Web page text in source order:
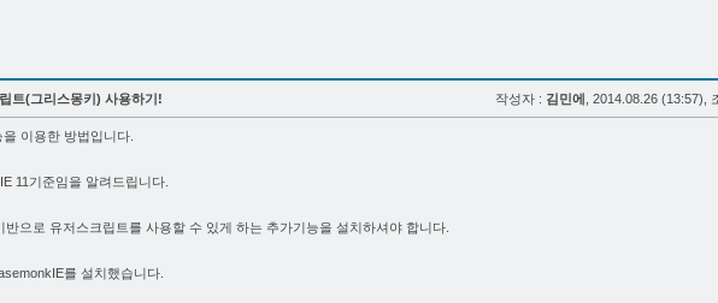
트(그리스몽키) 사용하기! 작성자 : 김민에 , 2014.08.26 (13:57),
이용한 방법입니다.
11기준임을 알려드립니다.
반으로 유저스크립트를 사용할 수 있게 하는 추가기능을 설치하셔야 합니다.
를 설치했습니다.